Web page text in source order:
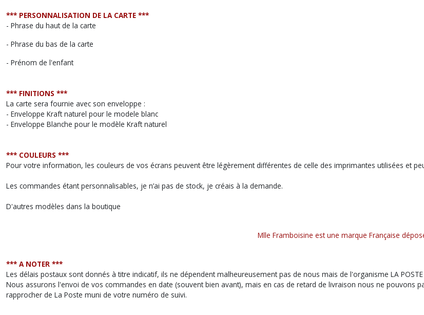
*** PERSONNALISATION DE LA CARTE ***
- Phrase du haut de la carte
- Phrase du bas de la carte
- Prénom de l'enfant
*** FINITIONS ***
La carte sera fournie avec son enveloppe :
- Enveloppe Kraft naturel pour le modele blanc
- Enveloppe Blanche pour le modèle Kraft naturel
*** COULEURS ***
Pour votre information, les couleurs de vos écrans peuvent être légèrement différentes de celle des imprimantes utilisées et
Les commandes étant personnalisables, je n’ai pas de stock, je créais à la demande.
D'autres modèles dans la boutique
Mlle Framboisine est une marque Française
*** A NOTER ***
Les délais postaux sont donnés à titre indicatif, ils ne dépendent malheureusement pas de nous mais de l'organisme LA POSTE
Nous assurons l'envoi de vos commandes en date (souvent bien avant), mais en cas de retard de livraison nous ne pouvons
rapprocher de La Poste muni de votre numéro de suivi.